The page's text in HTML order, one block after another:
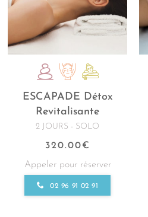
ESCAPADE Détox
Revitalisante
2 JOURS - SOLO
320.00€
Appeler pour réserver
02 96 91 02 91